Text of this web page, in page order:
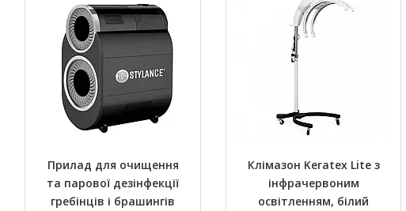
Прилад для очищення
та парової дезінфекції
гребінців і брашингів
Клімазон Keratex Lite з
інфрачервоним
освітленням, білий